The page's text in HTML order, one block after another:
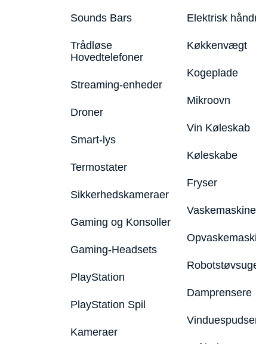
Sounds Bars
Trådløse
Hovedtelefoner
Streaming-enheder
Droner
Smart-lys
Termostater
Sikkerhedskameraer
Gaming og Konsoller
Gaming-Headsets
PlayStation
PlayStation Spil
Kameraer
Elektrisk
Køkkenvægt
Kogeplade
Mikroovn
Vin Køleskab
Køleskabe
Fryser
Damprensere